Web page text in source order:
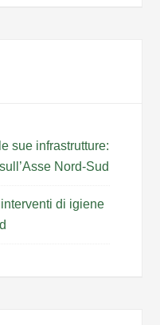
sue infrastrutture:
Nord-Sud
di igiene